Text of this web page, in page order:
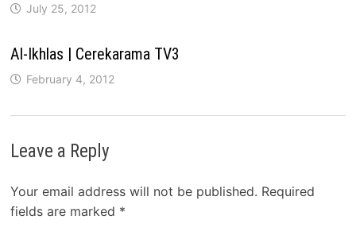
July 25, 2012
Al-Ikhlas | Cerekarama TV3
February 4, 2012
Leave a Reply
Your email address will not be published. Required
fields are marked *